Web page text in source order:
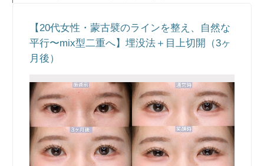
【20代女性・蒙古襞のラインを整え、自然な
平行〜mix型二重へ】埋没法＋目上切開（3ヶ
月後）